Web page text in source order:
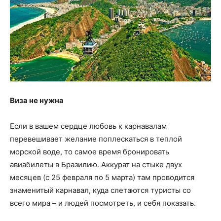
Виза не нужна
Если в вашем сердце любовь к карнавалам
перевешивает желание поплескаться в теплой
морской воде, то самое время бронировать
авиабилеты в Бразилию. Аккурат на стыке двух
месяцев (с 25 февраля по 5 марта) там проводится
знаменитый карнавал, куда слетаются туристы со
всего мира – и людей посмотреть, и себя показать.